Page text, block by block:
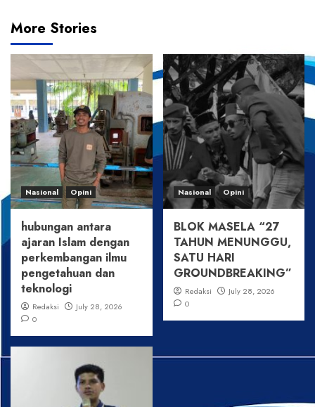
More Stories
Nasional Opini
hubungan antara
ajaran Islam dengan
perkembangan ilmu
pengetahuan dan
teknologi
Redaksi
July 28, 2026
0
Nasional Opini
BLOK MASELA “27
TAHUN MENUNGGU,
SATU HARI
GROUNDBREAKING”
Redaksi
July 28, 2026
0